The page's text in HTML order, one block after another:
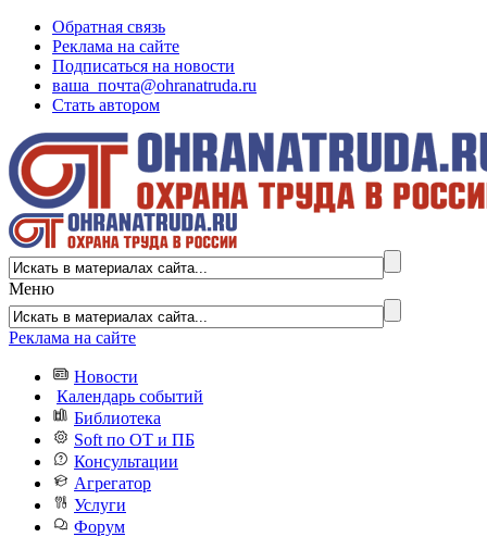
Обратная связь
Реклама на сайте
Подписаться на новости
ваша_почта@ohranatruda.ru
Стать автором
Меню
Реклама на сайте
Новости
Календарь событий
Библиотека
Soft по ОТ и ПБ
Консультации
Агрегатор
Услуги
Форум